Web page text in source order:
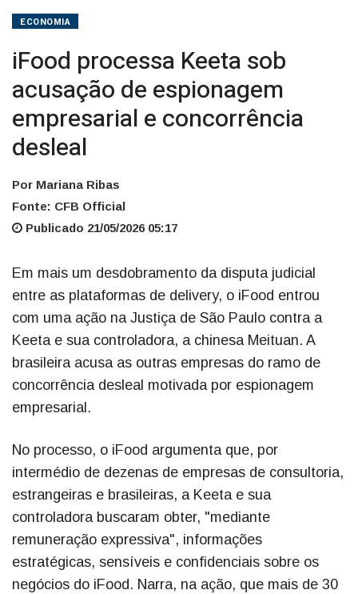
ECONOMIA
iFood processa Keeta sob
acusação de espionagem
empresarial e concorrência
desleal
Por Mariana Ribas
Fonte: CFB Official
Publicado 21/05/2026 05:17
Em mais um desdobramento da disputa judicial
entre as plataformas de delivery, o iFood entrou
com uma ação na Justiça de São Paulo contra a
Keeta e sua controladora, a chinesa Meituan. A
brasileira acusa as outras empresas do ramo de
concorrência desleal motivada por espionagem
empresarial.
No processo, o iFood argumenta que, por
intermédio de dezenas de empresas de consultoria,
estrangeiras e brasileiras, a Keeta e sua
controladora buscaram obter, "mediante
remuneração expressiva", informações
estratégicas, sensíveis e confidenciais sobre os
negócios do iFood. Narra, na ação, que mais de 30